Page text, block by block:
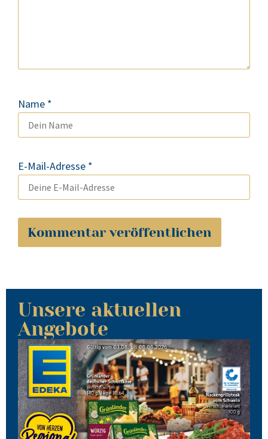
Name *
E-Mail-Adresse *
Unsere aktuellen
Angebote